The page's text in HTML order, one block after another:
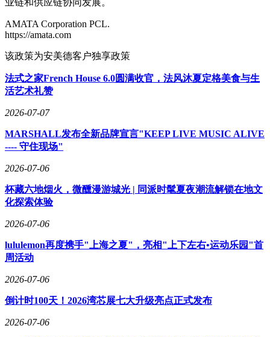
AMATA Corporation PCL.
https://amata.com
该政策为安美德客户独享政策
法式之家French House 6.0圆满收官，法风沐夏定格美食与生
活艺术礼赞
2026-07-07
MARSHALL发布全新品牌宣言"KEEP LIVE MUSIC ALIVE
---- 守住现场"
2026-07-06
杯藏六地烟火，微醺漫游城光 | 同派时髦夏夜潮流解锁在地文
化探索体验
2026-07-06
lululemon再度携手"上海之夏"，亮相"上下左右•运动乐园"首
周活动
2026-07-06
倒计时100天！2026湾芯展七大升级亮点正式发布
2026-07-06